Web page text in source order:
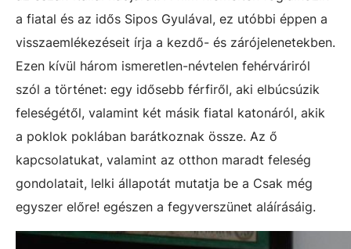
a fiatal és az idős Sipos Gyulával, ez utóbbi éppen a
visszaemlékezéseit írja a kezdő- és zárójelenetekben.
Ezen kívül három ismeretlen-névtelen fehérváriról
szól a történet: egy idősebb férfiről, aki elbúcsúzik
feleségétől, valamint két másik fiatal katonáról, akik
a poklok poklában barátkoznak össze. Az ő
kapcsolatukat, valamint az otthon maradt feleség
gondolatait, lelki állapotát mutatja be a Csak még
egyszer előre! egészen a fegyverszünet aláírásáig.